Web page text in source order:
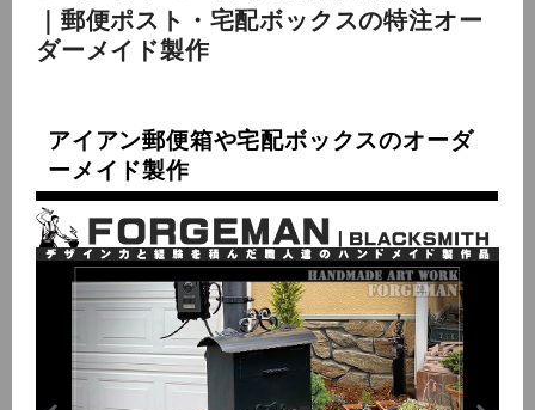
｜郵便ポスト・宅配ボックスの特注オー
ダーメイド製作
アイアン郵便箱や宅配ボックスのオーダ
ーメイド製作